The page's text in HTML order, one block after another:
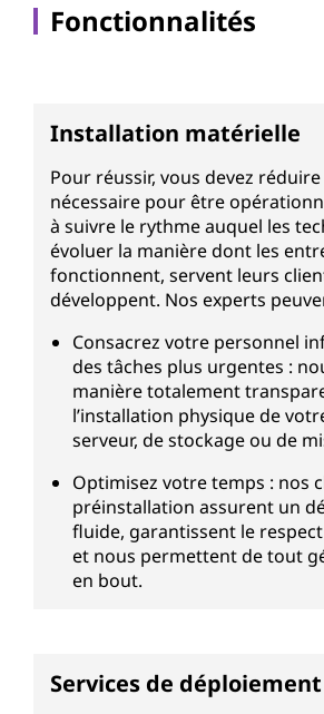
Fonctionnalités
Installation matérielle
Pour réussir, vous devez
nécessaire pour être
à suivre le rythme auquel les
évoluer la manière dont les
fonctionnent, servent leurs
développent. Nos experts
Consacrez votre personnel
des tâches plus urgentes :
manière totalement
l’installation physique de
serveur, de stockage ou de
Optimisez votre temps : nos
préinstallation assurent un
fluide, garantissent le
et nous permettent de tout
en bout.
Services de déploiement